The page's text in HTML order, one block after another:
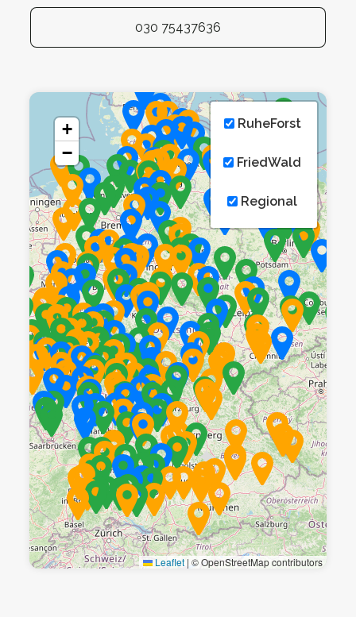
030 75437636
+
−
RuheForst
FriedWald
Regional
Leaflet | © OpenStreetMap contributors